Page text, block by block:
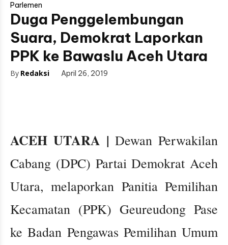
Parlemen
Duga Penggelembungan
Suara, Demokrat Laporkan
PPK ke Bawaslu Aceh Utara
By Redaksi April 26, 2019
ACEH UTARA |Dewan Perwakilan
Cabang (DPC) Partai Demokrat Aceh
Utara, melaporkan Panitia Pemilihan
Kecamatan (PPK) Geureudong Pase
ke Badan Pengawas Pemilihan Umum